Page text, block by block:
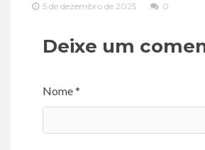
5 de dezembro de 2025 0
Deixe um
Nome *